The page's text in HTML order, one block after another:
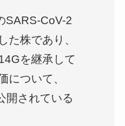
SARS-CoV-2
た株であり、
を継承して
について、
開されている